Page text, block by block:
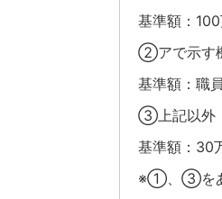
基準額：
②アで示す
基準額：職
③上記以外
基準額：
※①、③をあ